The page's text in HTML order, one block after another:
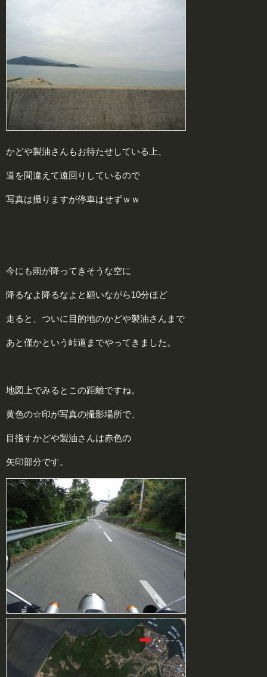
かどや製油さんもお待たせしている上、
道を間違えて遠回りしているので
写真は撮りますが停車はせずｗｗ
今にも雨が降ってきそうな空に
降るなよ降るなよと願いながら10分ほど
走ると、ついに目的地のかどや製油さんまで
あと僅かという峠道までやってきました。
地図上でみるとこの距離ですね。
黄色の☆印が写真の撮影場所で、
目指すかどや製油さんは赤色の
矢印部分です。